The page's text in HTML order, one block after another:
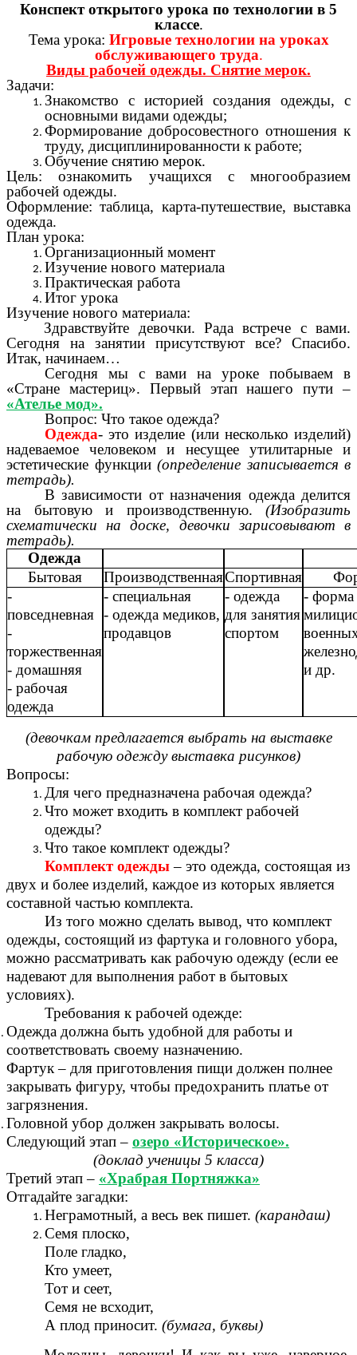
Конспект открытого урока по технологии в 5
классе.
Тема урока: Игровые технологии на уроках
обслуживающего труда.
Виды рабочей одежды. Снятие мерок.
Задачи:
Знакомство с историей создания одежды, с
основными видами одежды;
Формирование добросовестного отношения к
труду, дисциплинированности к работе;
Обучение снятию мерок.
Цель: ознакомить учащихся с многообразием
рабочей одежды.
Оформление: таблица, карта-путешествие, выставка
одежда.
План урока:
Организационный момент
Изучение нового материала
Практическая работа
Итог урока
Изучение нового материала:
Здравствуйте девочки. Рада встрече с вами.
Сегодня на занятии присутствуют все? Спасибо.
Итак, начинаем…
Сегодня мы с вами на уроке побываем в
«Стране мастериц». Первый этап нашего пути –
«Ателье мод».
Вопрос: Что такое одежда?
Одежда- это изделие (или несколько изделий)
надеваемое человеком и несущее утилитарные и
эстетические функции (определение записывается в
тетрадь).
В зависимости от назначения одежда делится
на бытовую и производственную. (Изобразить
схематически на доске, девочки зарисовывают в
тетрадь).
Одежда
Бытовая
ПроизводственнаяСпортивная
-
повседневная
-
торжественная
- домашняя
- рабочая
одежда
- специальная
- одежда медиков,
продавцов
- одежда
для занятия
спортом
- форма
и др.
(девочкам предлагается выбрать на выставке
рабочую одежду выставка рисунков)
Вопросы:
Для чего предназначена рабочая одежда?
Что может входить в комплект рабочей
одежды?
Что такое комплект одежды?
Комплект одежды – это одежда, состоящая из
двух и более изделий, каждое из которых является
составной частью комплекта.
Из того можно сделать вывод, что комплект
одежды, состоящий из фартука и головного убора,
можно рассматривать как рабочую одежду (если ее
надевают для выполнения работ в бытовых
условиях).
Требования к рабочей одежде:
Одежда должна быть удобной для работы и
соответствовать своему назначению.
Фартук – для приготовления пищи должен полнее
закрывать фигуру, чтобы предохранить платье от
загрязнения.
Головной убор должен закрывать волосы.
Следующий этап – озеро «Историческое».
(доклад ученицы 5 класса)
Третий этап – «Храбрая Портняжка»
Отгадайте загадки:
Неграмотный, а весь век пишет. (карандаш)
Семя плоско,
Поле гладко,
Кто умеет,
Тот и сеет,
Семя не всходит,
А плод приносит. (бумага, буквы)